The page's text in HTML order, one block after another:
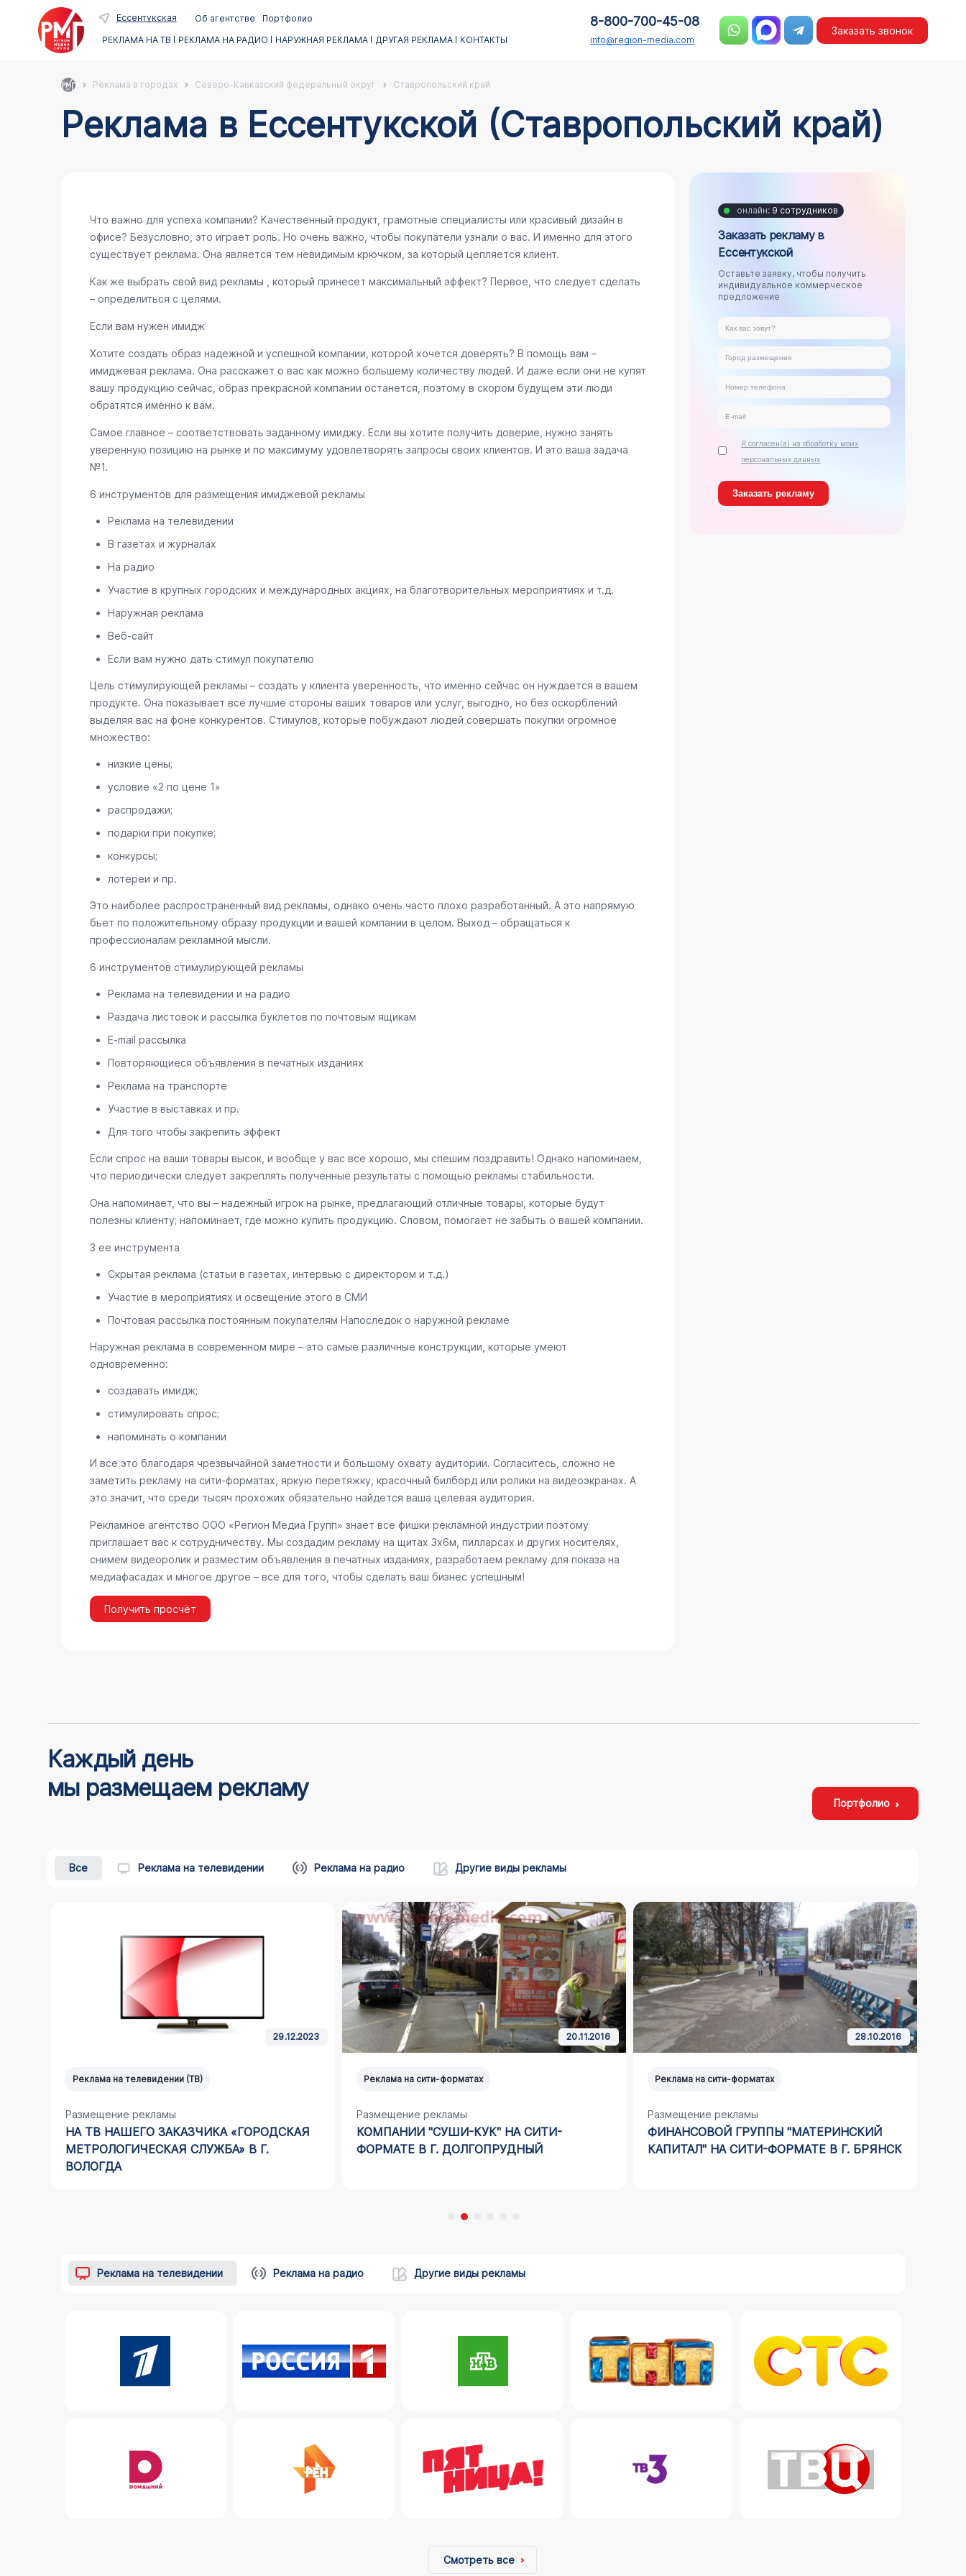
Ессентукская Об агентстве
Портфолио
РЕКЛАМА НА ТВ
РЕКЛАМА НА РАДИО НАРУЖНАЯ РЕКЛАМА ДРУГАЯ РЕКЛАМА КОНТАКТЫ
8-800-700-45-08
info@region-media.com
Заказать звонок
Реклама в городах Северо-Кавказский федеральный округ Ставропольский край
Реклама в Ессентукской (Ставропольский край)
Что важно для успеха компании? Качественный продукт, грамотные специалисты или красивый дизайн в
офисе? Безусловно, это играет роль. Но очень важно, чтобы покупатели узнали о вас. И именно для этого
существует реклама. Она является тем невидимым крючком, за который цепляется клиент.
Как же выбрать свой вид рекламы , который принесет максимальный эффект? Первое, что следует сделать
– определиться с целями.
Если вам нужен имидж
Хотите создать образ надежной и успешной компании, которой хочется доверять? В помощь вам –
имиджевая реклама. Она расскажет о вас как можно большему количеству людей. И даже если они не купят
вашу продукцию сейчас, образ прекрасной компании останется, поэтому в скором будущем эти люди
обратятся именно к вам.
Самое главное – соответствовать заданному имиджу. Если вы хотите получить доверие, нужно занять
уверенную позицию на рынке и по максимуму удовлетворять запросы своих клиентов. И это ваша задача
№1.
6 инструментов для размещения имиджевой рекламы
Реклама на телевидении
В газетах и журналах
На радио
Участие в крупных городских и международных акциях, на благотворительных мероприятиях и т.д.
Наружная реклама
Веб-сайт
Если вам нужно дать стимул покупателю
Цель стимулирующей рекламы – создать у клиента уверенность, что именно сейчас он нуждается в вашем
продукте. Она показывает все лучшие стороны ваших товаров или услуг, выгодно, но без оскорблений
выделяя вас на фоне конкурентов. Стимулов, которые побуждают людей совершать покупки огромное
множество:
низкие цены;
условие «2 по цене 1»
распродажи;
подарки при покупке;
конкурсы;
лотереи и пр.
Это наиболее распространенный вид рекламы, однако очень часто плохо разработанный. А это напрямую
бьет по положительному образу продукции и вашей компании в целом. Выход – обращаться к
профессионалам рекламной мысли.
6 инструментов стимулирующей рекламы
Реклама на телевидении и на радио
Раздача листовок и рассылка буклетов по почтовым ящикам
E-mail рассылка
Повторяющиеся объявления в печатных изданиях
Реклама на транспорте
Участие в выставках и пр.
Для того чтобы закрепить эффект
Если спрос на ваши товары высок, и вообще у вас все хорошо, мы спешим поздравить! Однако напоминаем,
что периодически следует закреплять полученные результаты с помощью рекламы стабильности.
Она напоминает, что вы – надежный игрок на рынке, предлагающий отличные товары, которые будут
полезны клиенту; напоминает, где можно купить продукцию. Словом, помогает не забыть о вашей компании.
3 ее инструмента
Скрытая реклама (статьи в газетах, интервью с директором и т.д.)
Участие в мероприятиях и освещение этого в СМИ
Почтовая рассылка постоянным покупателям Напоследок о наружной рекламе
Наружная реклама в современном мире – это самые различные конструкции, которые умеют
одновременно:
создавать имидж;
стимулировать спрос;
напоминать о компании
И все это благодаря чрезвычайной заметности и большому охвату аудитории. Согласитесь, сложно не
заметить рекламу на сити-форматах, яркую перетяжку, красочный билборд или ролики на видеоэкранах. А
это значит, что среди тысяч прохожих обязательно найдется ваша целевая аудитория.
Рекламное агентство ООО «Регион Медиа Групп» знает все фишки рекламной индустрии поэтому
приглашает вас к сотрудничеству. Мы создадим рекламу на щитах 3х6м, пилларсах и других носителях,
снимем видеоролик и разместим объявления в печатных изданиях, разработаем рекламу для показа на
медиафасадах и многое другое – все для того, чтобы сделать ваш бизнес успешным!
Получить просчёт
онлайн: 9 сотрудников
Заказать рекламу в
Ессентукской
Оставьте заявку, чтобы получить
индивидуальное коммерческое
предложение
Я согласен(а) на обработку моих
персональных данных
Каждый день
мы размещаем рекламу
Портфолио
Все Реклама на телевидении Реклама на радио Другие виды рекламы
29.12.2023
Реклама на телевидении (ТВ)
Размещение рекламы
НА ТВ НАШЕГО ЗАКАЗЧИКА «ГОРОДСКАЯ
МЕТРОЛОГИЧЕСКАЯ СЛУЖБА» В Г.
ВОЛОГДА
20.11.2016
Реклама на сити-форматах
Размещение рекламы
КОМПАНИИ "СУШИ-КУК" НА СИТИ-
ФОРМАТЕ В Г. ДОЛГОПРУДНЫЙ
28.10.2016
Реклама на сити-форматах
Размещение рекламы
ФИНАНСОВОЙ ГРУППЫ "МАТЕРИНСКИЙ
КАПИТАЛ" НА СИТИ-ФОРМАТЕ В Г. БРЯНСК
Реклама на телевидении Реклама на радио Другие виды рекламы
Смотреть все